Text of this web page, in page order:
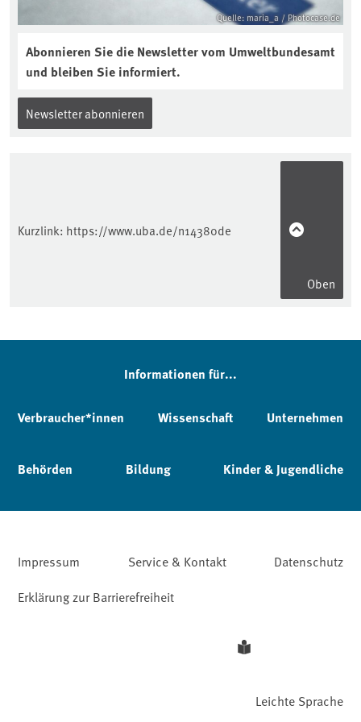
Quelle: maria_a / Photocase.de
Abonnieren Sie die Newsletter vom Umweltbundesamt
und bleiben Sie informiert.
Newsletter abonnieren
Kurzlink: https://www.uba.de/n14380de
Oben
Informationen für...
Verbraucher*innen Wissenschaft Unternehmen
Behörden Bildung Kinder & Jugendliche
Impressum Service & Kontakt
Datenschutz
Erklärung zur Barrierefreiheit
Leichte Sprache